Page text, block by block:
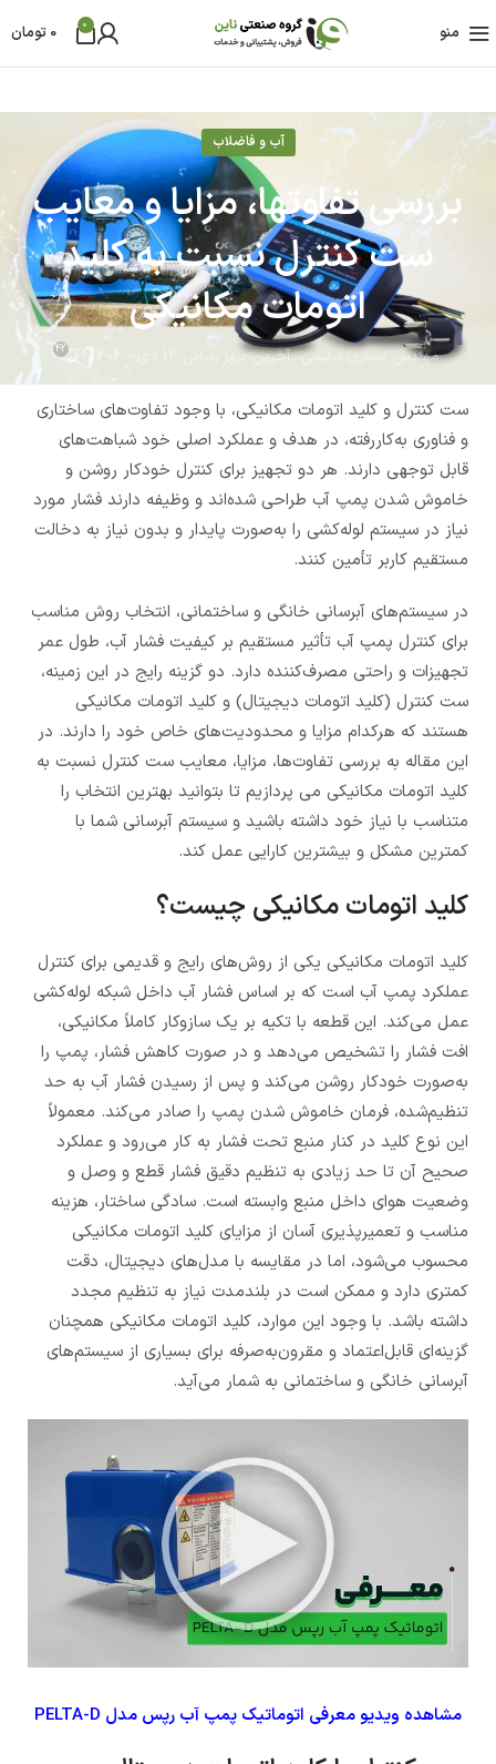
منو 0
0 تومان
آب و فاضلاب
بررسی تفاوتها، مزایا و معایب
ست کنترل نسبت به کلید
اتومات مکانیکی
مهندس نسترن سلیمی آخرین بروز رسانی 14 دی - 1404 42
ست کنترل و کلید اتومات مکانیکی، با وجود تفاوت‌های ساختاری
و فناوری به‌کاررفته، در هدف و عملکرد اصلی خود شباهت‌های
قابل توجهی دارند. هر دو تجهیز برای کنترل خودکار روشن و
خاموش شدن پمپ آب طراحی شده‌اند و وظیفه دارند فشار مورد
نیاز در سیستم لوله‌کشی را به‌صورت پایدار و بدون نیاز به دخالت
مستقیم کاربر تأمین کنند.
در سیستم‌های آبرسانی خانگی و ساختمانی، انتخاب روش مناسب
برای کنترل پمپ آب تأثیر مستقیم بر کیفیت فشار آب، طول عمر
تجهیزات و راحتی مصرف‌کننده دارد. دو گزینه رایج در این زمینه،
ست کنترل (کلید اتومات دیجیتال) و کلید اتومات مکانیکی
هستند که هرکدام مزایا و محدودیت‌های خاص خود را دارند. در
این مقاله به بررسی تفاوت‌ها، مزایا، معایب ست کنترل نسبت به
کلید اتومات مکانیکی می پردازیم تا بتوانید بهترین انتخاب را
متناسب با نیاز خود داشته باشید و سیستم آبرسانی شما با
کمترین مشکل و بیشترین کارایی عمل کند.
کلید اتومات مکانیکی چیست؟
کلید اتومات مکانیکی یکی از روش‌های رایج و قدیمی برای کنترل
عملکرد پمپ آب است که بر اساس فشار آب داخل شبکه لوله‌کشی
عمل می‌کند. این قطعه با تکیه بر یک سازوکار کاملاً مکانیکی،
افت فشار را تشخیص می‌دهد و در صورت کاهش فشار، پمپ را
به‌صورت خودکار روشن می‌کند و پس از رسیدن فشار آب به حد
تنظیم‌شده، فرمان خاموش شدن پمپ را صادر می‌کند. معمولاً
این نوع کلید در کنار منبع تحت فشار به کار می‌رود و عملکرد
صحیح آن تا حد زیادی به تنظیم دقیق فشار قطع و وصل و
وضعیت هوای داخل منبع وابسته است. سادگی ساختار، هزینه
مناسب و تعمیرپذیری آسان از مزایای کلید اتومات مکانیکی
محسوب می‌شود، اما در مقایسه با مدل‌های دیجیتال، دقت
کمتری دارد و ممکن است در بلندمدت نیاز به تنظیم مجدد
داشته باشد. با وجود این موارد، کلید اتومات مکانیکی همچنان
گزینه‌ای قابل‌اعتماد و مقرون‌به‌صرفه برای بسیاری از سیستم‌های
آبرسانی خانگی و ساختمانی به شمار می‌آید.
مشاهده ویدیو معرفی اتوماتیک پمپ آب رپس مدل PELTA-D